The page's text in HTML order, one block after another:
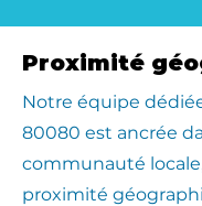
Proximité
​Notre équipe
80080 est ancrée
communauté
proximité